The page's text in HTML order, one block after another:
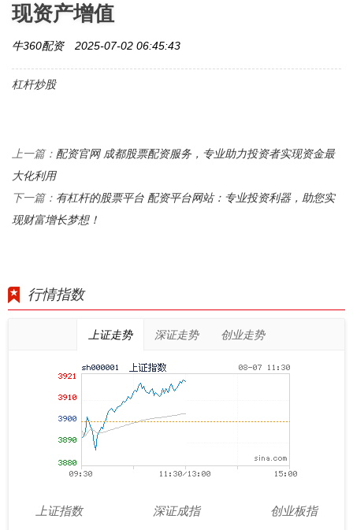
现资产增值
牛360配资 2025-07-02 06:45:43
杠杆炒股
上一篇： 配资官网 成都股票配资服务，专业助力投资者实现资金最
大化利用
下一篇： 有杠杆的股票平台 配资平台网站：专业投资利器，助您实
现财富增长梦想！
行情指数
上证走势 深证走势 创业走势
上证指数
深证成指
创业板指